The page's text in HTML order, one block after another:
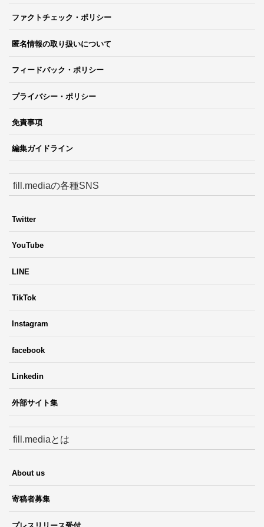
ファクトチェック・ポリシー
匿名情報の取り扱いについて
フィードバック・ポリシー
プライバシー・ポリシー
免責事項
編集ガイドライン
fill.mediaの各種SNS
Twitter
YouTube
LINE
TikTok
Instagram
facebook
Linkedin
外部サイト集
fill.mediaとは
About us
寄稿者募集